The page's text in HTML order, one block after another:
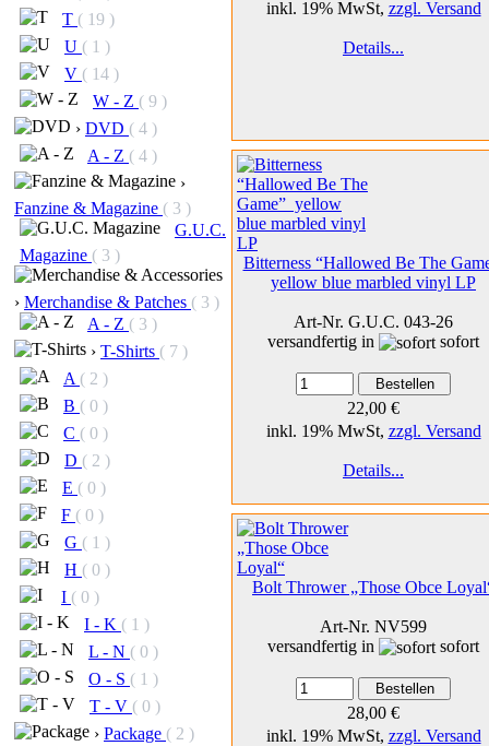
T ( 19 )
U ( 1 )
V ( 14 )
W - Z ( 9 )
› DVD ( 4 )
A - Z ( 4 )
›
Fanzine & Magazine ( 3 )
G.U.C.
Magazine ( 3 )
› Merchandise & Patches ( 3 )
A - Z ( 3 )
› T-Shirts ( 7 )
A ( 2 )
B ( 0 )
C ( 0 )
D ( 2 )
E ( 0 )
F ( 0 )
G ( 1 )
H ( 0 )
I ( 0 )
I - K ( 1 )
L - N ( 0 )
O - S ( 1 )
T - V ( 0 )
› Package ( 2 )
inkl. 19% MwSt, zzgl. Versand
Details...
Bitterness “Hallowed Be The
yellow blue marbled vinyl LP
Art-Nr. G.U.C. 043-26
versandfertig in
sofort
22,00 €
inkl. 19% MwSt, zzgl. Versand
Details...
Bolt Thrower „Those Obce
Art-Nr. NV599
versandfertig in
sofort
28,00 €
inkl. 19% MwSt, zzgl. Versand